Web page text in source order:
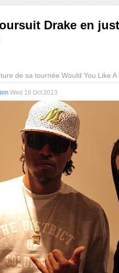
Drake en
de sa tournée Would You Like A
Wed 16 Oct 2013